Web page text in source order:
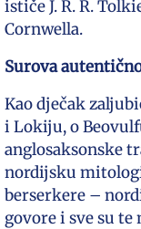
ističe J. R. R.
Cornwella.
Surova
Kao dječak
i Lokiju, o
anglosaksonske
nordijsku
berserkere –
govore i sve su